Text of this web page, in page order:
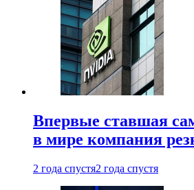
Впервые ставшая
в мире компания
2 года спустя2 года спустя